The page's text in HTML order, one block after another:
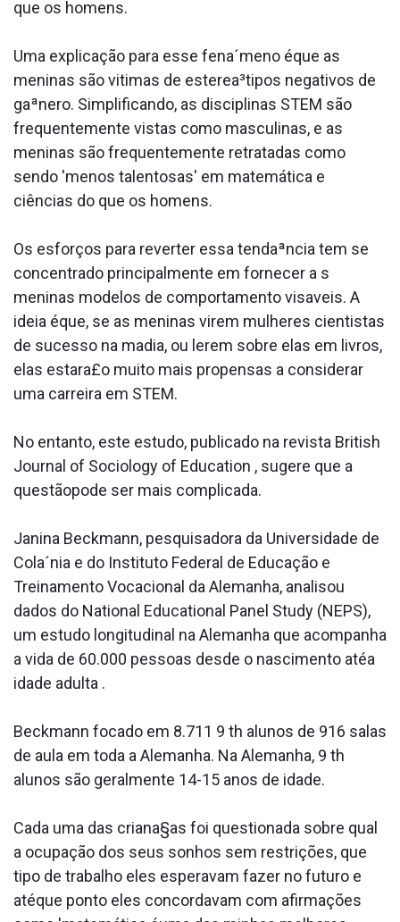
que os homens.
Uma explicação para esse fena´meno éque as
meninas são vitimas de esterea³tipos negativos de
gaªnero. Simplificando, as disciplinas STEM são
frequentemente vistas como masculinas, e as
meninas são frequentemente retratadas como
sendo 'menos talentosas' em matemática e
ciências do que os homens.
Os esforços para reverter essa tendaªncia tem se
concentrado principalmente em fornecer a s
meninas modelos de comportamento visa­veis. A
ideia éque, se as meninas virem mulheres cientistas
de sucesso na ma­dia, ou lerem sobre elas em livros,
elas estara£o muito mais propensas a considerar
uma carreira em STEM.
No entanto, este estudo, publicado na revista British
Journal of Sociology of Education , sugere que a
questãopode ser mais complicada.
Janina Beckmann, pesquisadora da Universidade de
Cola´nia e do Instituto Federal de Educação e
Treinamento Vocacional da Alemanha, analisou
dados do National Educational Panel Study (NEPS),
um estudo longitudinal na Alemanha que acompanha
a vida de 60.000 pessoas desde o nascimento atéa
idade adulta .
Beckmann focado em 8.711 9 th alunos de 916 salas
de aula em toda a Alemanha. Na Alemanha, 9 th
alunos são geralmente 14-15 anos de idade.
Cada uma das criana§as foi questionada sobre qual
a ocupação dos seus sonhos sem restrições, que
tipo de trabalho eles esperavam fazer no futuro e
atéque ponto eles concordavam com afirmações